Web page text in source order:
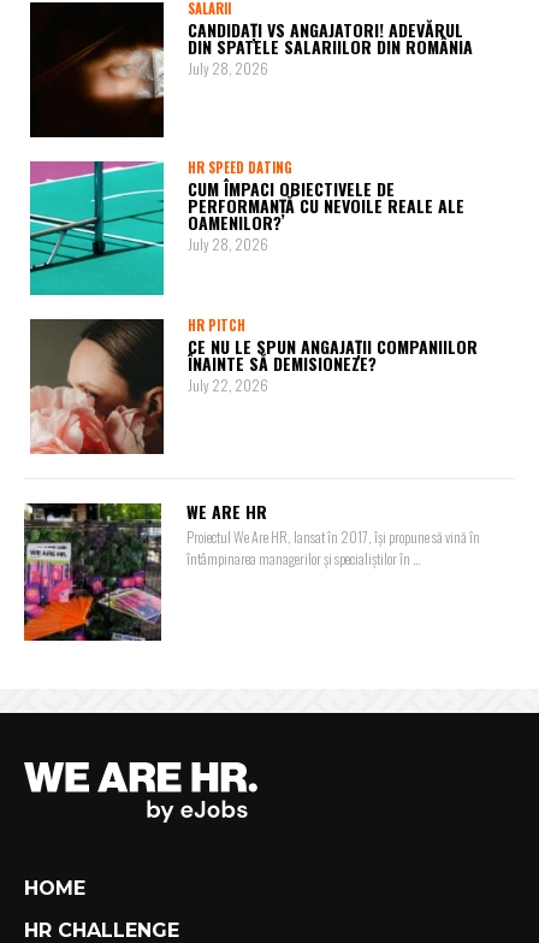
SALARII
CANDIDAȚI VS ANGAJATORI! ADEVĂRUL
DIN SPATELE SALARIILOR DIN ROMÂNIA
July 28, 2026
HR SPEED DATING
CUM ÎMPACI OBIECTIVELE DE
PERFORMANȚĂ CU NEVOILE REALE ALE
OAMENILOR?
July 28, 2026
HR PITCH
CE NU LE SPUN ANGAJAȚII COMPANIILOR
ÎNAINTE SĂ DEMISIONEZE?
July 22, 2026
WE ARE HR
Proiectul We Are HR, lansat în 2017, își propune să vină în
întâmpinarea managerilor și specialiștilor în ...
HOME
HR CHALLENGE